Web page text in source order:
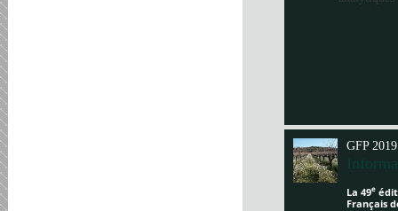
GFP 2019
La 49e
Français